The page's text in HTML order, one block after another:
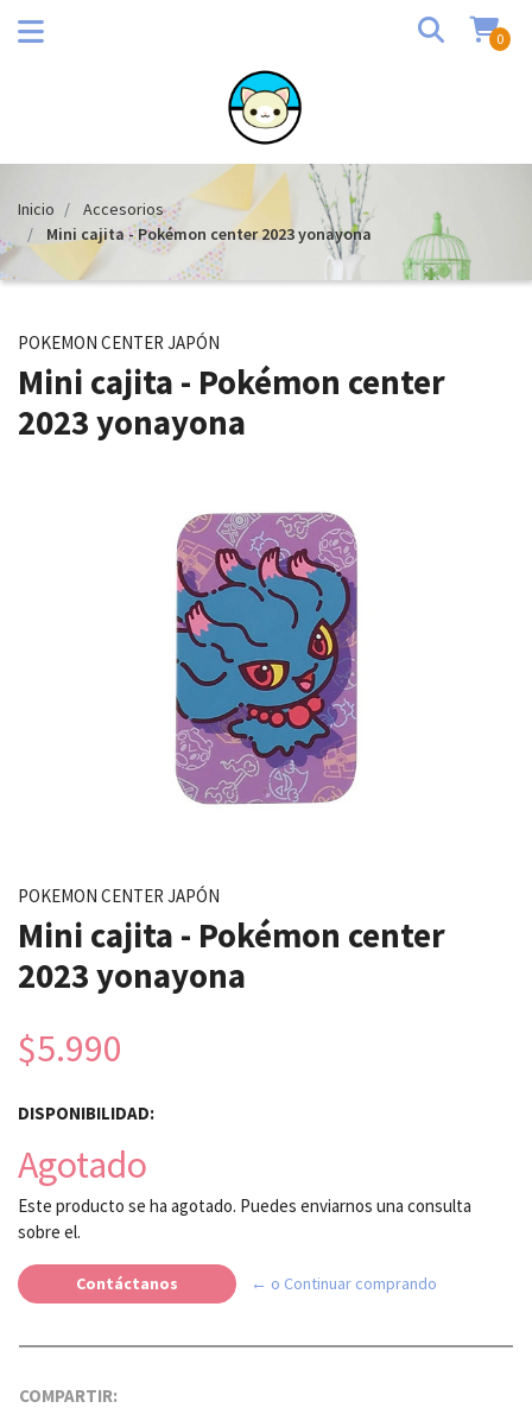
0
Inicio
Accesorios
Mini cajita - Pokémon center 2023 yonayona
POKEMON CENTER JAPÓN
Mini cajita - Pokémon center
2023 yonayona
POKEMON CENTER JAPÓN
Mini cajita - Pokémon center
2023 yonayona
$5.990
DISPONIBILIDAD:
Agotado
Este producto se ha agotado. Puedes enviarnos una consulta
sobre el.
Contáctanos ← o Continuar comprando
COMPARTIR: